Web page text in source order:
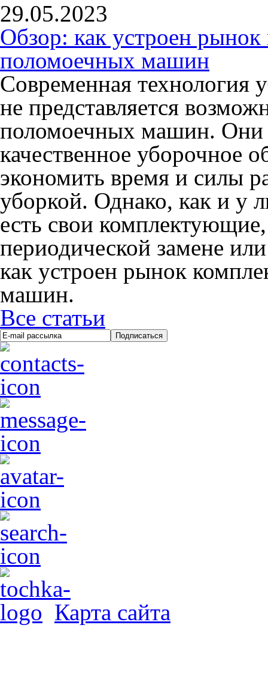
29.05.2023
Обзор: как устроен
поломоечных машин
Современная технология
не представляется
поломоечных машин. Они
качественное уборочное
экономить время и силы
уборкой. Однако, как и у
есть свои
периодической замене
как устроен рынок
машин.
Все статьи
Карта сайта